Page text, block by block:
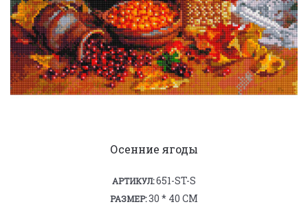
Осенние ягоды
АРТИКУЛ:651-ST-S
РАЗМЕР:30 * 40 СМ